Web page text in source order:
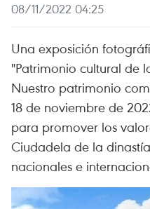
08/11/2022 04:25
Una exposición
"Patrimonio cultural de
Nuestro patrimonio
18 de noviembre de
para promover los
Ciudadela de la
nacionales e